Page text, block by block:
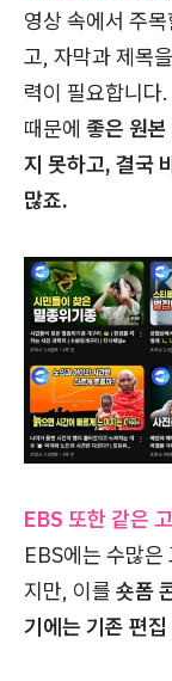
영상 속에서 주
고, 자막과 제목
력이 필요합니다.
때문에 좋은 원
지 못하고, 결국
많죠.
EBS 또한 같은
EBS에는 수많
지만, 이를 숏폼
기에는 기존 편